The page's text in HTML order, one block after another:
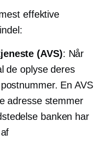
effektive
(AVS): Når
de oplyse deres
En AVS
adresse stemmer
banken har